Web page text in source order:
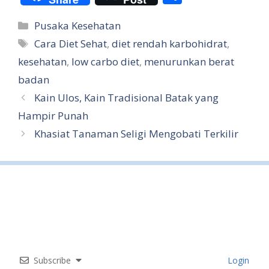
e
Categories
Pusaka Kesehatan
Tags
Cara Diet Sehat,diet rendah karbohidrat,
kesehatan, low carbo diet, menurunkan berat
badan
Kain Ulos, Kain Tradisional Batak yang
Hampir Punah
Khasiat Tanaman Seligi Mengobati Terkilir
Subscribe Login